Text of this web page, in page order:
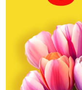
Слайсы
Алтайские Хлебцы
Никитич
С полей Алтая